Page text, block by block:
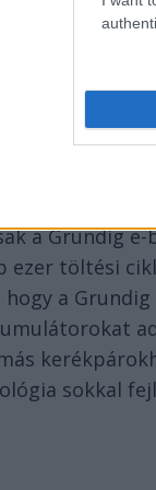
Minél
rálép a
is feltölthető.
az autonóm
a Grundig
ezer töltési
hogy a
sokkal